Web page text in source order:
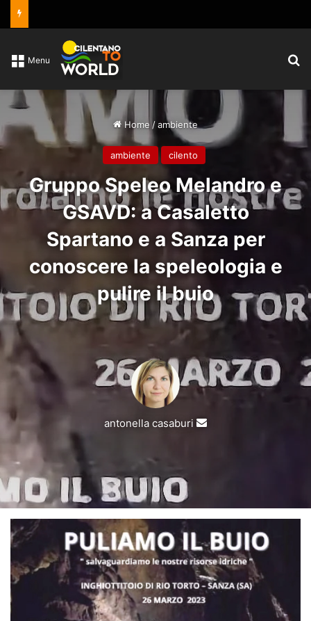
Menu
Home /ambiente
ambiente cilento
Gruppo Speleo Melandro e
GSAVD: a Casaletto
Spartano e a Sanza per
conoscere la speleologia e
pulire il buio
antonella casaburi
Invia